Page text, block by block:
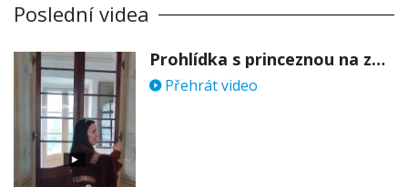
Poslední videa
Prohlídka s princeznou na zámku Stekník
Přehrát video